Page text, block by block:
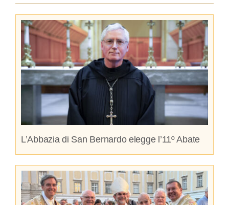
L’Abbazia di San Bernardo elegge l’11º Abate